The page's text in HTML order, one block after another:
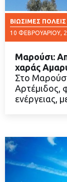
ΒΙΏΣΙΜΕΣ ΠΌΛΕΙΣ
10 ΦΕΒΡΟΥΑΡΊΟΥ,
Μαρούσι:
χαράς
Στο
Αρτέμιδος,
ενέργειας,